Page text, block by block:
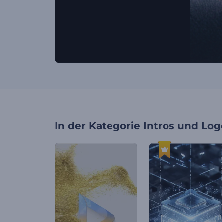
In der Kategorie Intros und